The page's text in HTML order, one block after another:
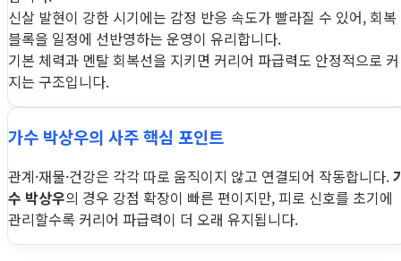
신살 발현이 강한 시기에는 감정 반응 속도가 빨라질 수 있어, 회복
블록을 일정에 선반영하는 운영이 유리합니다.
기본 체력과 멘탈 회복선을 지키면 커리어 파급력도 안정적으로 커
지는 구조입니다.
가수 박상우의 사주 핵심 포인트
관계·재물·건강은 각각 따로 움직이지 않고 연결되어 작동합니다.
수 박상우의 경우 강점 확장이 빠른 편이지만, 피로 신호를 초기에
관리할수록 커리어 파급력이 더 오래 유지됩니다.